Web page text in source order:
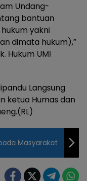
Undang-
bantuan
yakni
dimata hukum),”
Hukum UMI
Langsung
ketua Humas dan
Masyarakat